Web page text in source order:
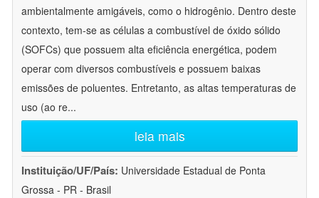
ambientalmente amigáveis, como o hidrogênio. Dentro deste
contexto, tem-se as células a combustível de óxido sólido
(SOFCs) que possuem alta eficiência energética, podem
operar com diversos combustíveis e possuem baixas
emissões de poluentes. Entretanto, as altas temperaturas de
uso (ao re...
leia mais
Instituição/UF/País: Universidade Estadual de Ponta
Grossa - PR - Brasil